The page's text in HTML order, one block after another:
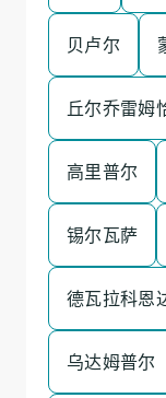
贝卢尔
丘尔乔雷姆
高里普尔
锡尔瓦萨
德瓦拉科恩
乌达姆普尔